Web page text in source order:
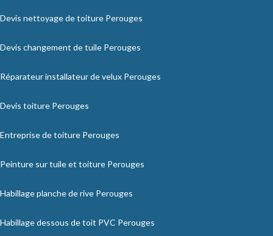
Devis nettoyage de toiture Perouges
Devis changement de tuile Perouges
Réparateur installateur de velux Perouges
Devis toiture Perouges
Entreprise de toiture Perouges
Peinture sur tuile et toiture Perouges
Habillage planche de rive Perouges
Habillage dessous de toit PVC Perouges